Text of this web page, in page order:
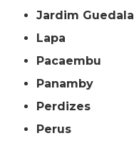
Jardim Guedala
Lapa
Pacaembu
Panamby
Perdizes
Perus